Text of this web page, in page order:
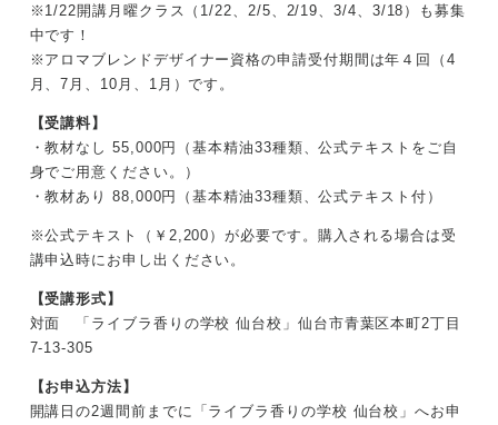
※1/22開講月曜クラス（1/22、2/5、2/19、3/4、3/18）も募集
中です！
※アロマブレンドデザイナー資格の申請受付期間は年４回（4
月、7月、10月、1月）です。
【受講料】
・教材なし 55,000円（基本精油33種類、公式テキストをご自
身でご用意ください。）
・教材あり 88,000円（基本精油33種類、公式テキスト付）
※公式テキスト（￥2,200）が必要です。購入される場合は受
講申込時にお申し出ください。
【受講形式】
対面 「ライブラ香りの学校 仙台校」仙台市青葉区本町2丁目
7-13-305
【お申込方法】
開講日の2週間前までに「ライブラ香りの学校 仙台校」へお申